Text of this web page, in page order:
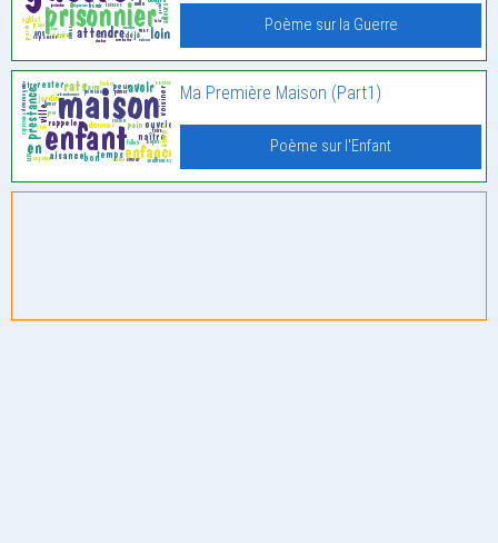
Poème sur la Guerre
Ma Première Maison (Part1)
Poème sur l'Enfant